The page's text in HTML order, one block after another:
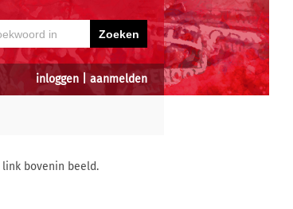
inloggen aanmelden
bovenin beeld.